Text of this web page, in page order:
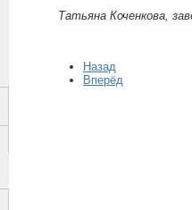
Татьяна Коченкова,
Назад
Вперёд